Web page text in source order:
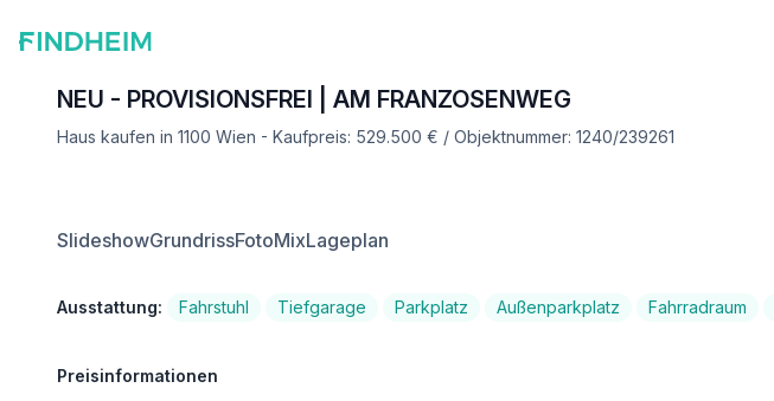
NEU - PROVISIONSFREI | AM FRANZOSENWEG
Haus kaufen in 1100 Wien - Kaufpreis: 529.500 € / Objektnummer: 1240/239261
SlideshowGrundrissFotoMixLageplan
Ausstattung: Fahrstuhl Tiefgarage Parkplatz Außenparkplatz Fahrradraum
Preisinformationen